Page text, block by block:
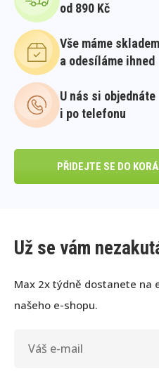
od 890 Kč
Vše máme skladem
a odesíláme ihned
U nás si objednáte
i po telefonu
PŘIDEJTE SE DO
Už se vám
Max 2x týdně dostanete na
našeho e-shopu.